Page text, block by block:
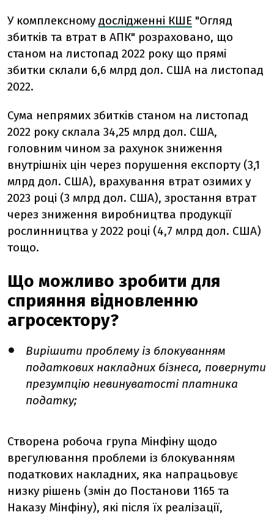
У комплексному дослідженні КШЕ "Огляд
збитків та втрат в АПК" розраховано, що
станом на листопад 2022 року що прямі
збитки склали 6,6 млрд дол. США на листопад
2022.
Сума непрямих збитків станом на листопад
2022 року склала 34,25 млрд дол. США,
головним чином за рахунок зниження
внутрішніх цін через порушення експорту (3,1
млрд дол. США), врахування втрат озимих у
2023 році (3 млрд дол. США), зростання втрат
через зниження виробництва продукції
рослинництва у 2022 році (4,7 млрд дол. США)
тощо.
Що можливо зробити для
сприяння відновленню
агросектору?
Вирішити проблему із блокуванням
податкових накладних бізнеса, повернути
презумпцію невинуватості платника
податку;
Створена робоча група Мінфіну щодо
врегулювання проблеми із блокуванням
податкових накладних, яка напрацьовує
низку рішень (змін до Постанови 1165 та
Наказу Мінфіну), які після їх реалізації,